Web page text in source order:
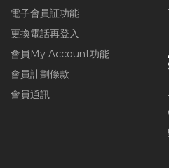
電子會員証功能
更換電話再登入
會員My Account功能
會員計劃條款
會員通訊